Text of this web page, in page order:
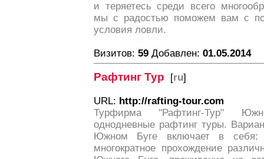
и теряетесь среди всего
мы с радостью поможем вам с
условия ловли.
Визитов: 59 Добавлен: 01.05.2014
Рафтинг Тур [ru]
URL: http://rafting-tour.com
Турфирма "Рафтинг-Тур"
однодневные рафтинг туры.
Южном Буге включает в себя:
многократное прохождение